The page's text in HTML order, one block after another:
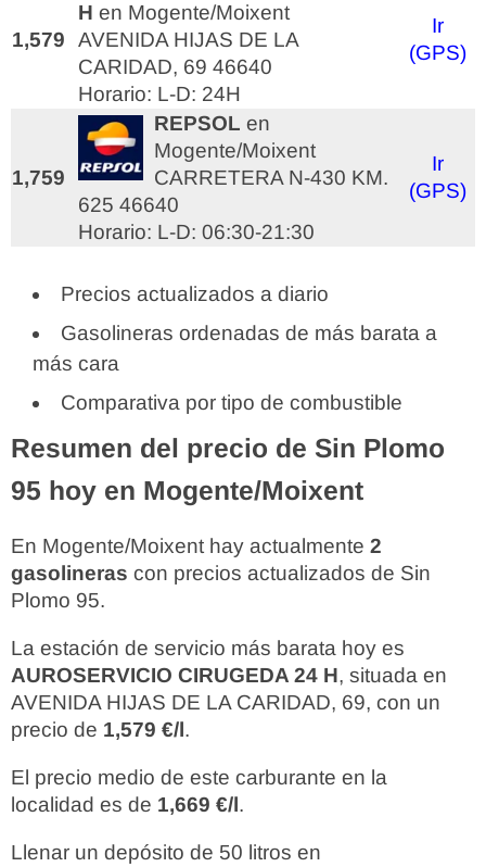
1,579
H en Mogente/Moixent
AVENIDA HIJAS DE LA
CARIDAD, 69 46640
Horario: L-D: 24H
Ir
(GPS)
1,759
REPSOL en
Mogente/Moixent
CARRETERA N-430 KM.
625 46640
Horario: L-D: 06:30-21:30
Ir
(GPS)
Precios actualizados a diario
Gasolineras ordenadas de más barata a
más cara
Comparativa por tipo de combustible
Resumen del precio de Sin Plomo
95 hoy en Mogente/Moixent
En Mogente/Moixent hay actualmente 2
gasolineras con precios actualizados de Sin
Plomo 95.
La estación de servicio más barata hoy es
AUROSERVICIO CIRUGEDA 24 H, situada en
AVENIDA HIJAS DE LA CARIDAD, 69, con un
precio de 1,579 €/l.
El precio medio de este carburante en la
localidad es de 1,669 €/l.
Llenar un depósito de 50 litros en